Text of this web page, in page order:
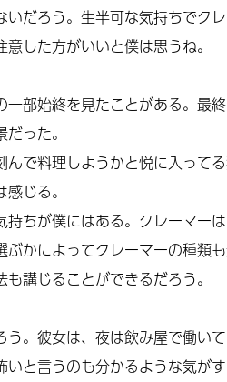
だろう。生半可な気持ちでク
した方がいいと僕は思うね。
部始終を見たことがある。最
った。
で料理しようかと悦に入って
じる。
ちが僕にはある。クレーマー
かによってクレーマーの種類
講じることができるだろう。
。彼女は、夜は飲み屋で働い
と言うのも分かるような気がす